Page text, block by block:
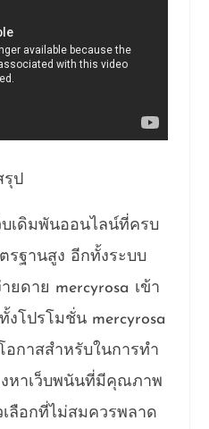
รุป
บเดิมพันออนไลน์ที่ครบ
รฐานสูง อีกทั้งระบบ
ยดาย mercyrosa เข้า
โปรโมชั่น mercyrosa
กาสสำหรับในการทำ
หาเว็บพนันที่มีคุณภาพ
เลือกที่ไม่สมควรพลาด